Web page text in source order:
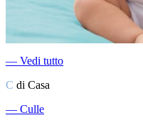
― Vedi tutto
C di Casa
― Culle